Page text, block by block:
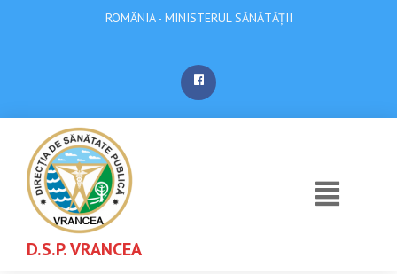
ROMÂNIA - MINISTERUL SĂNĂTĂȚII
D.S.P. VRANCEA